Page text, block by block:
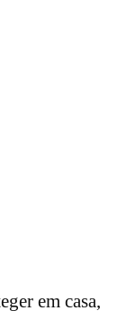
em casa,